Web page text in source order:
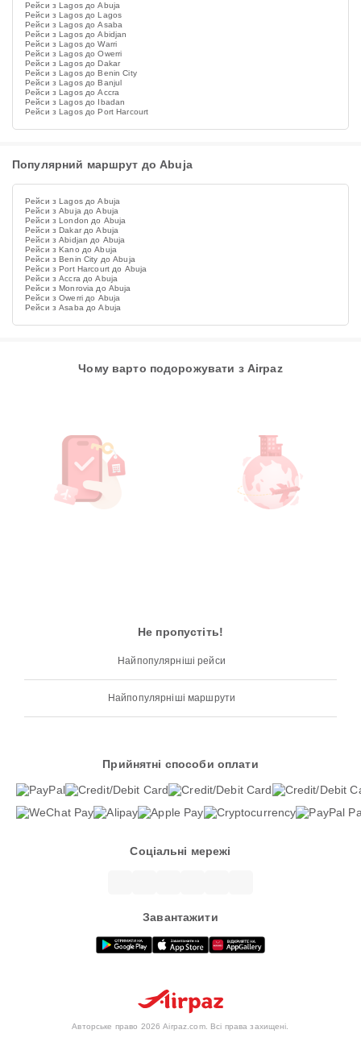
Рейси з Lagos до Abuja
Рейси з Lagos до Lagos
Рейси з Lagos до Asaba
Рейси з Lagos до Abidjan
Рейси з Lagos до Warri
Рейси з Lagos до Owerri
Рейси з Lagos до Dakar
Рейси з Lagos до Benin City
Рейси з Lagos до Banjul
Рейси з Lagos до Accra
Рейси з Lagos до Ibadan
Рейси з Lagos до Port Harcourt
Популярний маршрут до Abuja
Рейси з Lagos до Abuja
Рейси з Abuja до Abuja
Рейси з London до Abuja
Рейси з Dakar до Abuja
Рейси з Abidjan до Abuja
Рейси з Kano до Abuja
Рейси з Benin City до Abuja
Рейси з Port Harcourt до Abuja
Рейси з Accra до Abuja
Рейси з Monrovia до Abuja
Рейси з Owerri до Abuja
Рейси з Asaba до Abuja
Чому варто подорожувати з Airpaz
Не пропустіть!
Найпопулярніші рейси
Найпопулярніші маршрути
Прийнятні способи оплати
Соціальні мережі
Завантажити
Авторське право 2026 Airpaz.com. Всі права захищені.